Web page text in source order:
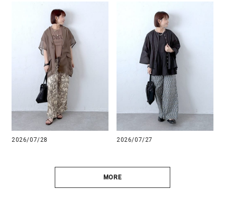
2026/07/28 2026/07/27
MORE